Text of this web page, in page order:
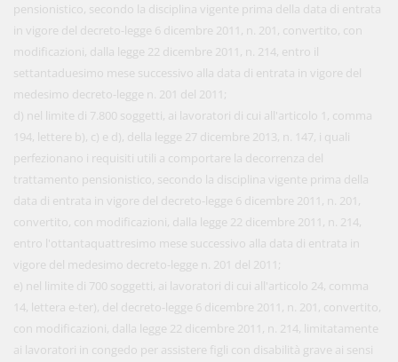
pensionistico, secondo la disciplina vigente prima della data di entrata
in vigore del decreto-legge 6 dicembre 2011, n. 201, convertito, con
modificazioni, dalla legge 22 dicembre 2011, n. 214, entro il
settantaduesimo mese successivo alla data di entrata in vigore del
medesimo decreto-legge n. 201 del 2011;
d) nel limite di 7.800 soggetti, ai lavoratori di cui all'articolo 1, comma
194, lettere b), c) e d), della legge 27 dicembre 2013, n. 147, i quali
perfezionano i requisiti utili a comportare la decorrenza del
trattamento pensionistico, secondo la disciplina vigente prima della
data di entrata in vigore del decreto-legge 6 dicembre 2011, n. 201,
convertito, con modificazioni, dalla legge 22 dicembre 2011, n. 214,
entro l'ottantaquattresimo mese successivo alla data di entrata in
vigore del medesimo decreto-legge n. 201 del 2011;
e) nel limite di 700 soggetti, ai lavoratori di cui all'articolo 24, comma
14, lettera e-ter), del decreto-legge 6 dicembre 2011, n. 201, convertito,
con modificazioni, dalla legge 22 dicembre 2011, n. 214, limitatamente
ai lavoratori in congedo per assistere figli con disabilità grave ai sensi